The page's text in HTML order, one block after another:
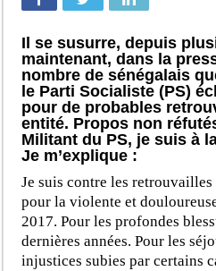
Il se susurre, depuis
maintenant, dans la
nombre de sénégalais
le Parti Socialiste (PS)
pour de probables
entité. Propos non
Militant du PS, je suis à
Je m’explique :
Je suis contre les
pour la violente et
2017. Pour les profondes
dernières années. Pour les
injustices subies par certains